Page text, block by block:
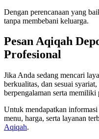
Dengan perencanaan yang
tanpa membebani keluarga.
Pesan Aqiqah
Profesional
Jika Anda sedang mencari
berkualitas, dan sesuai
berpengalaman serta memiliki
Untuk mendapatkan
menu, harga, serta layanan
Aqiqah.